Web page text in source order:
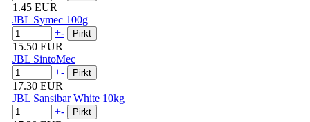
1.45 EUR
JBL Symec 100g
+-
15.50 EUR
JBL SintoMec
+-
17.30 EUR
JBL Sansibar White 10kg
+-